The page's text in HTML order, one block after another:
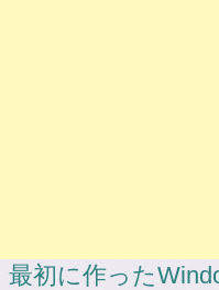
最初に作った